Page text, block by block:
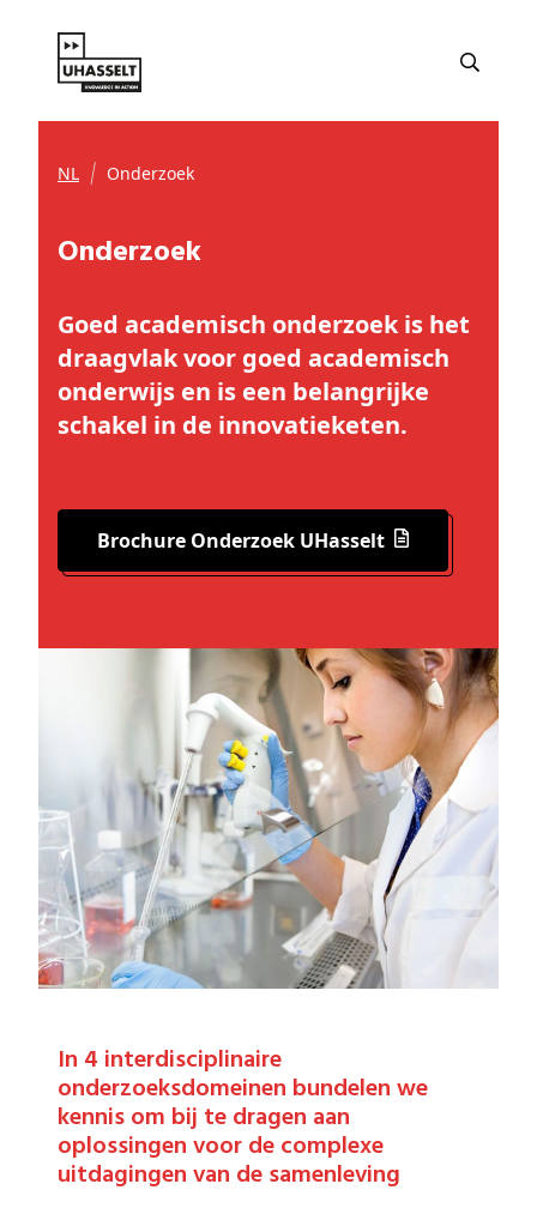
NL Onderzoek
Onderzoek
Goed academisch onderzoek is het
draagvlak voor goed academisch
onderwijs en is een belangrijke
schakel in de innovatieketen.
Brochure Onderzoek UHasselt
In 4 interdisciplinaire
onderzoeksdomeinen bundelen we
kennis om bij te dragen aan
oplossingen voor de complexe
uitdagingen van de samenleving